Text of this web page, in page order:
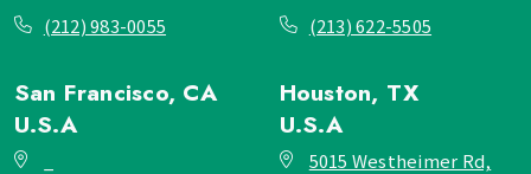
(212) 983-0055
(213) 622-5505
San Francisco, CA
U.S.A
Houston, TX
U.S.A
5015 Westheimer Rd,